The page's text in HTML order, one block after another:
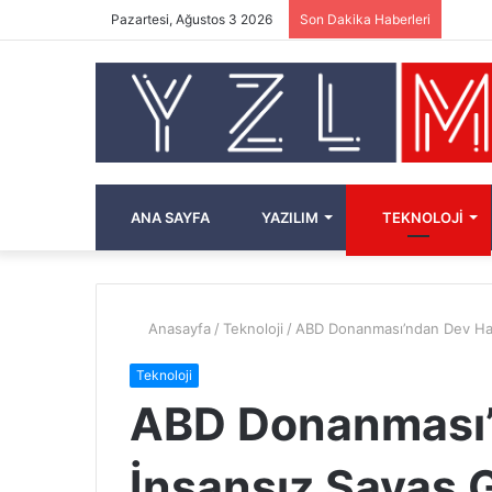
Pazartesi, Ağustos 3 2026 Son Dakika Haberleri
ANA SAYFA YAZILIM TEKNOLOJI
Anasayfa / Teknoloji / ABD Donanması’ndan Dev
Teknoloji
ABD